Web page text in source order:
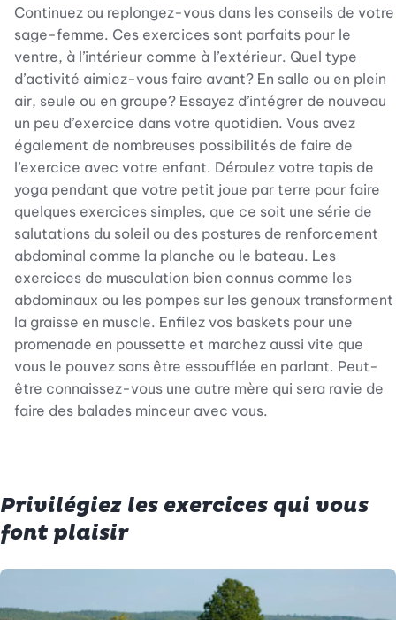
Continuez ou replongez-vous dans les conseils de votre
sage-femme. Ces exercices sont parfaits pour le
ventre, à l’intérieur comme à l’extérieur. Quel type
d’activité aimiez-vous faire avant? En salle ou en plein
air, seule ou en groupe? Essayez d’intégrer de nouveau
un peu d’exercice dans votre quotidien. Vous avez
également de nombreuses possibilités de faire de
l’exercice avec votre enfant. Déroulez votre tapis de
yoga pendant que votre petit joue par terre pour faire
quelques exercices simples, que ce soit une série de
salutations du soleil ou des postures de renforcement
abdominal comme la planche ou le bateau. Les
exercices de musculation bien connus comme les
abdominaux ou les pompes sur les genoux transforment
la graisse en muscle. Enfilez vos baskets pour une
promenade en poussette et marchez aussi vite que
vous le pouvez sans être essoufflée en parlant. Peut-
être connaissez-vous une autre mère qui sera ravie de
faire des balades minceur avec vous.
Privilégiez les exercices qui vous
font plaisir